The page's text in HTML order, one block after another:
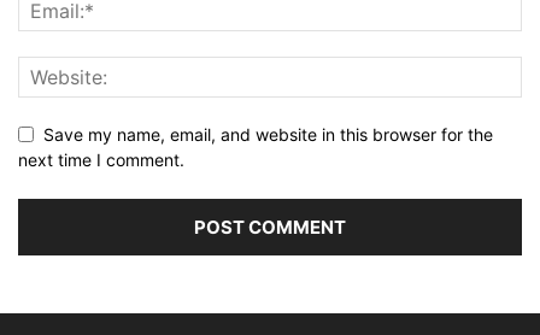
Save my name, email, and website in this browser for the
next time I comment.